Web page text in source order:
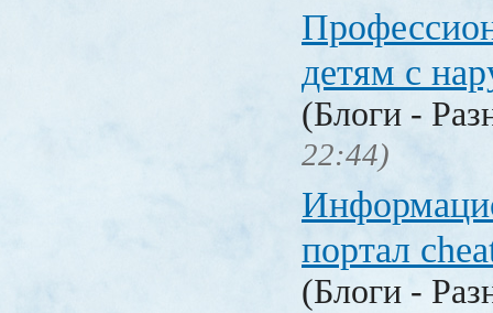
детям с
(Блоги -
22:44)
портал
(Блоги -